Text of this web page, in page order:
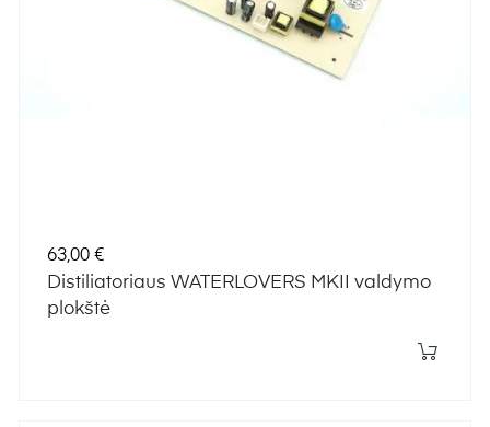
Kaina
63,00 €
Distiliatoriaus WATERLOVERS MKII valdymo
plokštė